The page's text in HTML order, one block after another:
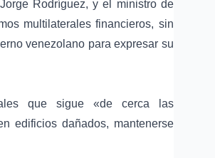
Rodríguez, y el ministro de
multilaterales financieros, sin
venezolano para expresar su
que sigue «de cerca las
edificios dañados, mantenerse